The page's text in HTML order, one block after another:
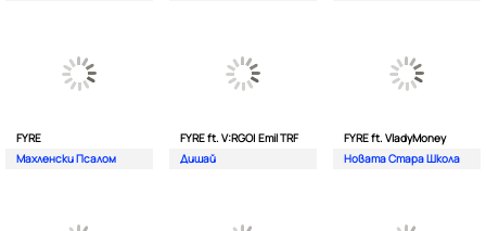
FYRE
Махленски Псалом
FYRE ft. V:RGO| Emil TRF
Дишай
FYRE ft. VladyMoney
Новата Стара Школа